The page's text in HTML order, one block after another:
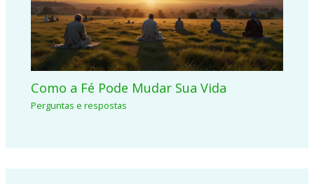
Como a Fé Pode Mudar Sua Vida
Perguntas e respostas